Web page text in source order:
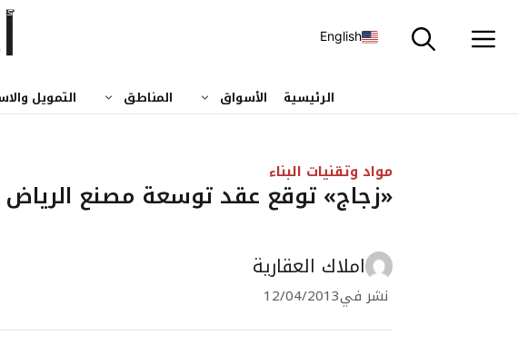
إلى
English
الرئيسية الأسواق المناطق التمويل
مواد وتقنيات البناء
«زجاج» توقع عقد توسعة مصنع الرياض بقيمة 55.5
املاك العقارية
نشر في12/04/2013